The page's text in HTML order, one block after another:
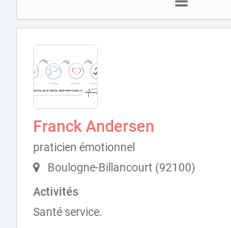
Franck Andersen
praticien émotionnel
Boulogne-Billancourt (92100)
Activités
Santé service.